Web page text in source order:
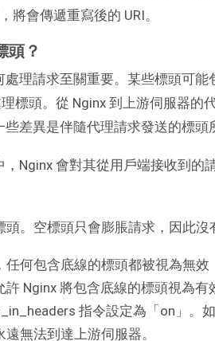
將會傳遞重寫後的 URI。
頭？
處理請求至關重要。某些標頭可
標頭。從 Nginx 到上游伺服器的
些差異是伴隨代理請求發送的標頭
Nginx 會對其從用戶端接收到的
頭。空標頭只會膨脹請求，因此
任何包含底線的標頭都被視為無
許 Nginx 將包含底線的標頭視為有
指令設定為「on」。
無法到達上游伺服器。